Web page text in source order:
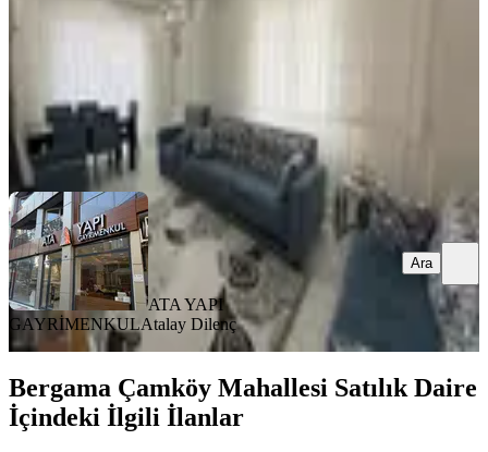
4.150.000 ₺
ATA YAPI GAYRİMENKUL Atalay Dilenç
Ara
ATA YAPI
GAYRİMENKULAtalay Dilenç
Ara
Bergama Çamköy Mahallesi Satılık Daire
İçindeki İlgili İlanlar